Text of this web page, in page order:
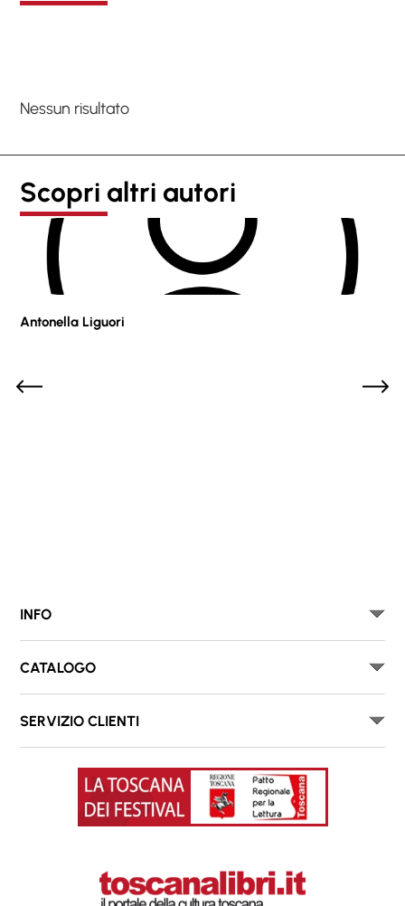
Nessun risultato
Scopri altri autori
Antonella Liguori
INFO
CATALOGO
SERVIZIO CLIENTI